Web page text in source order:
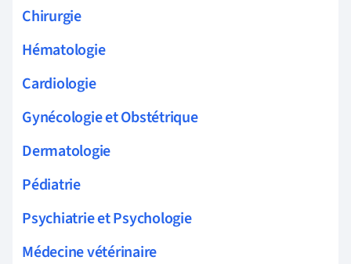
Chirurgie
Hématologie
Cardiologie
Gynécologie et Obstétrique
Dermatologie
Pédiatrie
Psychiatrie et Psychologie
Médecine vétérinaire